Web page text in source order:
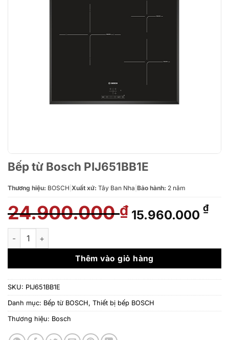
Bếp từ Bosch PIJ651BB1E
Thương hiệu: BOSCH Xuất xứ: Tây Ban Nha Bảo hành: 2 năm
24.900.000₫ Giá
gốc
24.900.000 ₫.
15.960.000 ₫Giá
là:
Bếp từ Bosch PIJ651BB1E số lượng
Thêm vào giỏ hàng
SKU: PIJ651BB1E
Danh mục: Bếp từ BOSCH, Thiết bị bếp BOSCH
Thương hiệu: Bosch